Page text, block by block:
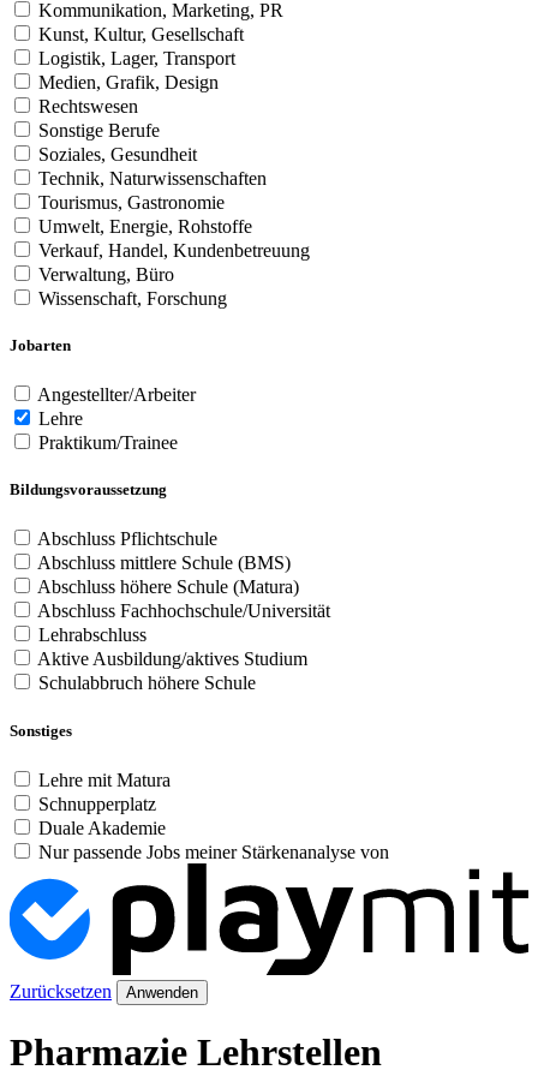
Kommunikation, Marketing, PR
Kunst, Kultur, Gesellschaft
Logistik, Lager, Transport
Medien, Grafik, Design
Rechtswesen
Sonstige Berufe
Soziales, Gesundheit
Technik, Naturwissenschaften
Tourismus, Gastronomie
Umwelt, Energie, Rohstoffe
Verkauf, Handel, Kundenbetreuung
Verwaltung, Büro
Wissenschaft, Forschung
Jobarten
Angestellter/Arbeiter
Lehre
Praktikum/Trainee
Bildungsvoraussetzung
Abschluss Pflichtschule
Abschluss mittlere Schule (BMS)
Abschluss höhere Schule (Matura)
Abschluss Fachhochschule/Universität
Lehrabschluss
Aktive Ausbildung/aktives Studium
Schulabbruch höhere Schule
Sonstiges
Lehre mit Matura
Schnupperplatz
Duale Akademie
Nur passende Jobs meiner Stärkenanalyse von
Zurücksetzen Anwenden
Pharmazie Lehrstellen